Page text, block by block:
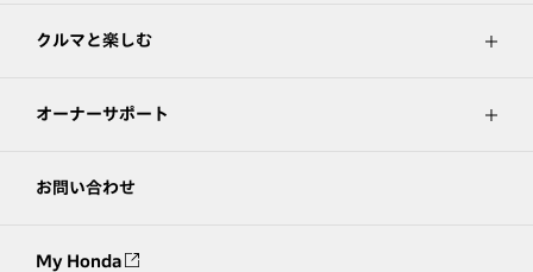
クルマと楽しむ
オーナーサポート
お問い合わせ
My Honda